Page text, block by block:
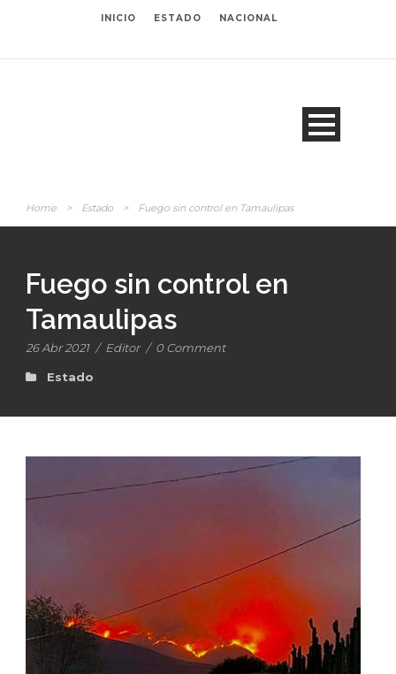
INICIO ESTADO NACIONAL
Home > Estado > Fuego sin control en Tamaulipas
Fuego sin control en
Tamaulipas
26 Abr 2021 / Editor / 0 Comment
Estado